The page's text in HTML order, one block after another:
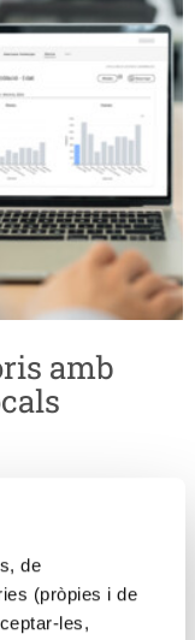
de
(pròpies i de
les,
amb